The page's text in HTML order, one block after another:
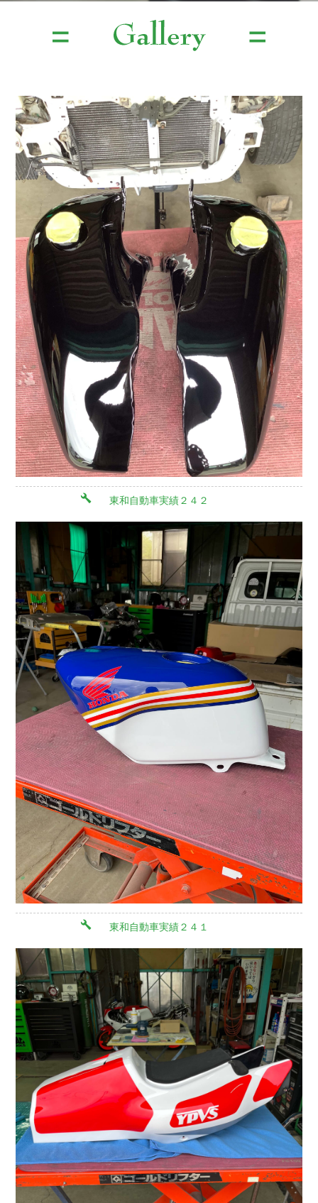
東和自動車実績２４２
東和自動車実績２４１